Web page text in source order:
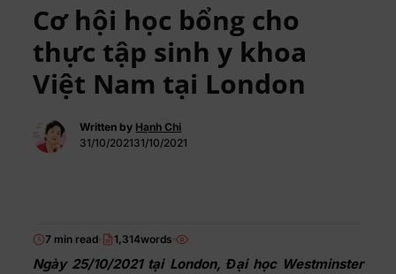
Cơ hội học bổng cho
thực tập sinh y khoa
Việt Nam tại London
Written by Hạnh Chi
31/10/202131/10/2021
7 min read 1,314words
Ngày 25/10/2021 tại London, Đại học Westminster